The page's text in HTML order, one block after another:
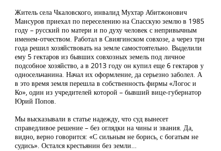
Житель села Чкаловского, инвалид Мухтар Абитжонович
Мансуров приехал по переселению на Спасскую землю в 1985
году – русский по матери и по духу человек с непривычным
именем-отчеством. Работал в Свиягинском совхозе, а через три
года решил хозяйствовать на земле самостоятельно. Выделили
ему 5 гектаров из бывших совхозных земель под личное
подсобное хозяйство, а в 2013 году он купил еще 6 гектаров у
односельчанина. Начал их оформление, да серьезно заболел. А
в это время земля перешла в собственность фирмы «Логос и
Ко», один из учредителей которой – бывший вице-губернатор
Юрий Попов.
Мы высказывали в статье надежду, что суд вынесет
справедливое решение – без оглядки на чины и звания. Да,
видно, верно говорится: «С сильным не борись, с богатым не
судись». Остался крестьянин без земли…